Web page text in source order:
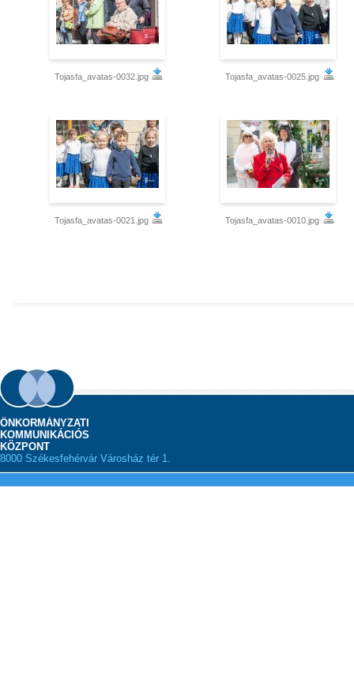
Tojasfa_avatas-0032.jpg Tojasfa_avatas-0025.jpg
Tojasfa_avatas-0021.jpg Tojasfa_avatas-0010.jpg
ÖNKORMÁNYZATI
KOMMUNIKÁCIÓS
KÖZPONT
8000 Székesfehérvár Városház tér 1.